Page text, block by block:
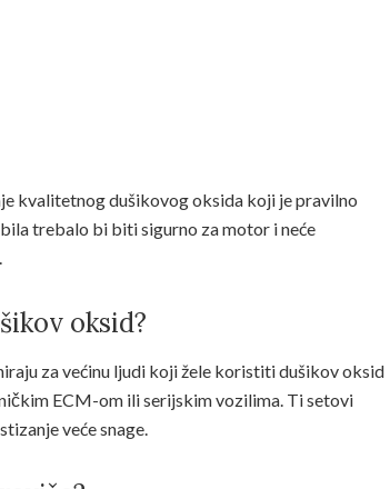
kvalitetnog dušikovog oksida koji je pravilno
trebalo bi biti sigurno za motor i neće
oksid?
za većinu ljudi koji žele koristiti dušikov oksid
ECM-om ili serijskim vozilima. Ti setovi
veće snage.